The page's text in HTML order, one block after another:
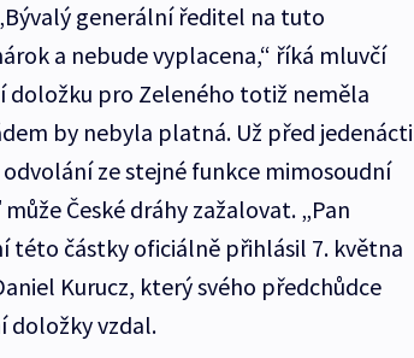
generální ředitel na tuto
a nebude vyplacena,“ říká mluvčí
doložku pro Zeleného totiž neměla
by nebyla platná. Už před jedenácti
ze stejné funkce mimosoudní
České dráhy zažalovat. „Pan
této částky oficiálně přihlásil 7. května
Kurucz, který svého předchůdce
doložky vzdal.